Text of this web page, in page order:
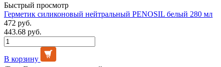
Быстрый просмотр
Герметик силиконовый нейтральный PENOSIL белый 280 мл
472 руб.
443.68 руб.
В корзину